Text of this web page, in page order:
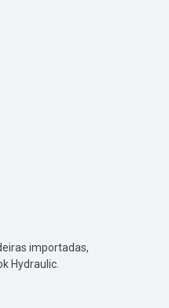
importadas,
Hydraulic.